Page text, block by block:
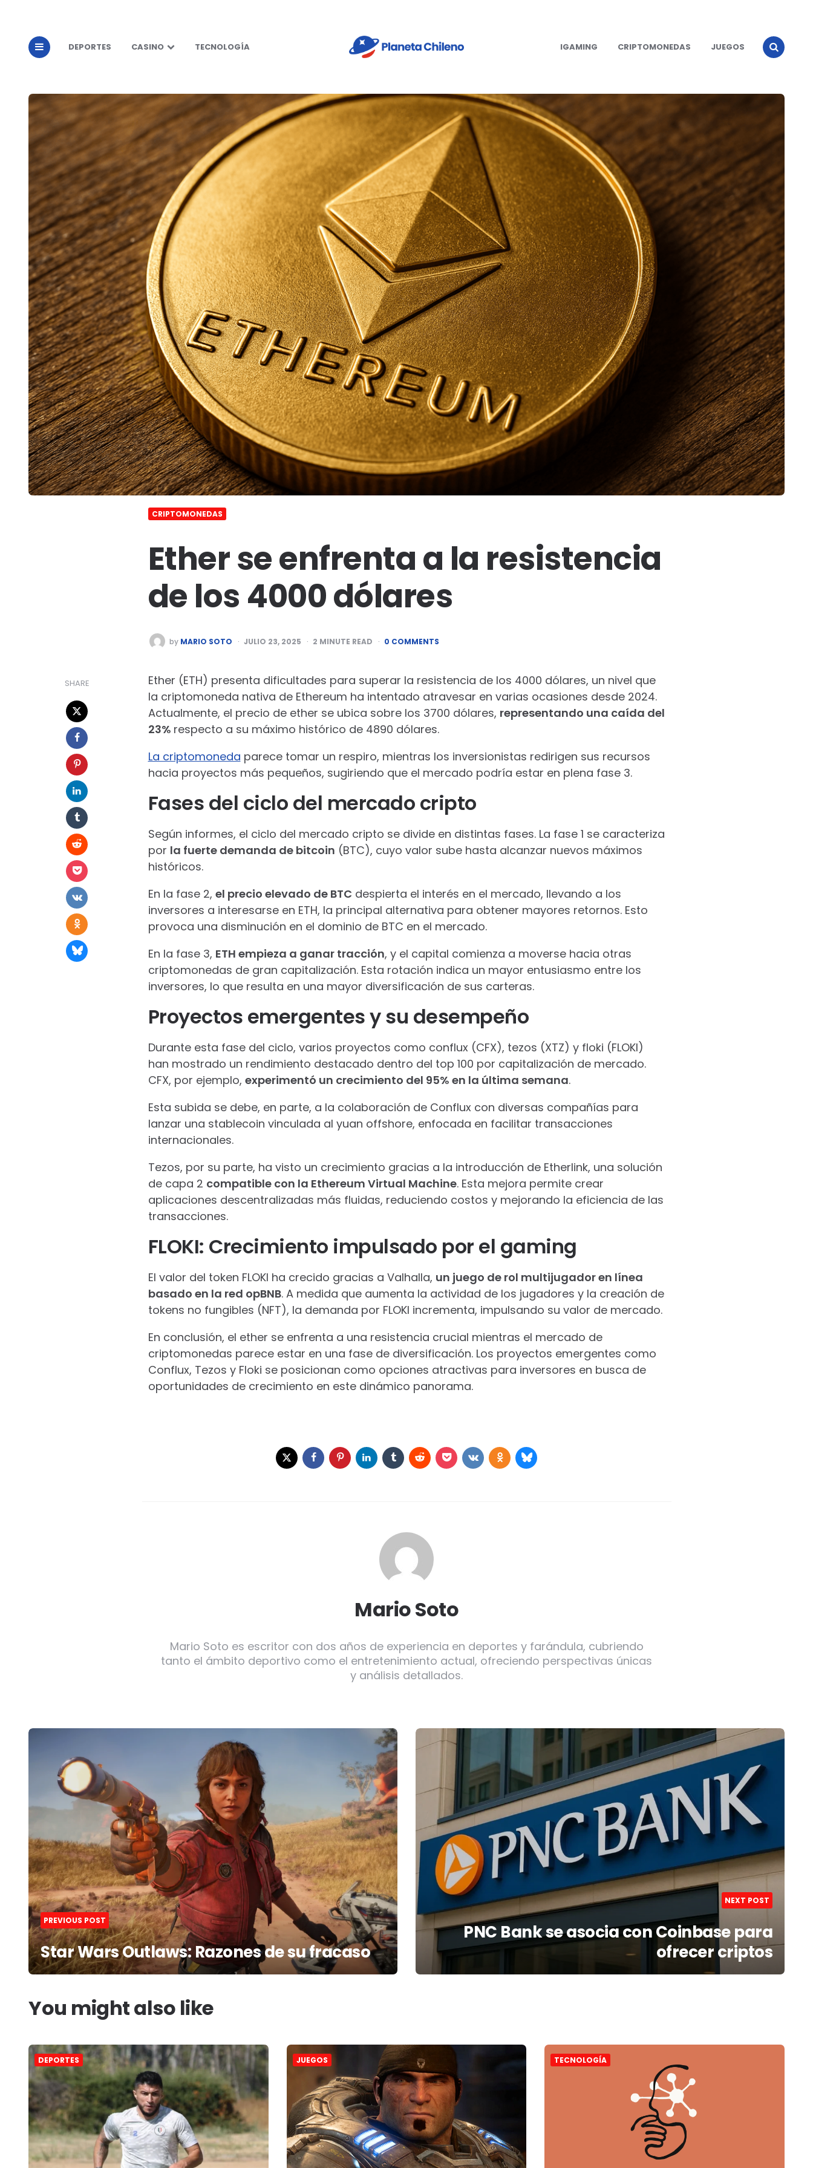
DEPORTES CASINO TECNOLOGÍA IGAMING CRIPTOMONEDAS JUEGOS
CRIPTOMONEDAS
Ether se enfrenta a la resistencia
de los 4000 dólares
POSTED
BY
by MARIO SOTO JULIO 23, 2025 2 MINUTE READ 0 COMMENTS
SHARE
Ether (ETH) presenta dificultades para superar la resistencia de los 4000 dólares, un nivel que
la criptomoneda nativa de Ethereum ha intentado atravesar en varias ocasiones desde 2024.
Actualmente, el precio de ether se ubica sobre los 3700 dólares, representando una caída del
23% respecto a su máximo histórico de 4890 dólares.
La criptomoneda parece tomar un respiro, mientras los inversionistas redirigen sus recursos
hacia proyectos más pequeños, sugiriendo que el mercado podría estar en plena fase 3.
Fases del ciclo del mercado cripto
Según informes, el ciclo del mercado cripto se divide en distintas fases. La fase 1 se caracteriza
por la fuerte demanda de bitcoin (BTC), cuyo valor sube hasta alcanzar nuevos máximos
históricos.
En la fase 2, el precio elevado de BTC despierta el interés en el mercado, llevando a los
inversores a interesarse en ETH, la principal alternativa para obtener mayores retornos. Esto
provoca una disminución en el dominio de BTC en el mercado.
En la fase 3, ETH empieza a ganar tracción, y el capital comienza a moverse hacia otras
criptomonedas de gran capitalización. Esta rotación indica un mayor entusiasmo entre los
inversores, lo que resulta en una mayor diversificación de sus carteras.
Proyectos emergentes y su desempeño
Durante esta fase del ciclo, varios proyectos como conflux (CFX), tezos (XTZ) y floki (FLOKI)
han mostrado un rendimiento destacado dentro del top 100 por capitalización de mercado.
CFX, por ejemplo, experimentó un crecimiento del 95% en la última semana.
Esta subida se debe, en parte, a la colaboración de Conflux con diversas compañías para
lanzar una stablecoin vinculada al yuan offshore, enfocada en facilitar transacciones
internacionales.
Tezos, por su parte, ha visto un crecimiento gracias a la introducción de Etherlink, una solución
de capa 2 compatible con la Ethereum Virtual Machine. Esta mejora permite crear
aplicaciones descentralizadas más fluidas, reduciendo costos y mejorando la eficiencia de las
transacciones.
FLOKI: Crecimiento impulsado por el gaming
El valor del token FLOKI ha crecido gracias a Valhalla, un juego de rol multijugador en línea
basado en la red opBNB. A medida que aumenta la actividad de los jugadores y la creación de
tokens no fungibles (NFT), la demanda por FLOKI incrementa, impulsando su valor de mercado.
En conclusión, el ether se enfrenta a una resistencia crucial mientras el mercado de
criptomonedas parece estar en una fase de diversificación. Los proyectos emergentes como
Conflux, Tezos y Floki se posicionan como opciones atractivas para inversores en busca de
oportunidades de crecimiento en este dinámico panorama.
Mario Soto
Mario Soto es escritor con dos años de experiencia en deportes y farándula, cubriendo
tanto el ámbito deportivo como el entretenimiento actual, ofreciendo perspectivas únicas
y análisis detallados.
Post
navigation
PREVIOUS POST
Star Wars Outlaws: Razones de su fracaso
NEXT POST
PNC Bank se asocia con Coinbase para
ofrecer criptos
You might also like
DEPORTES JUEGOS TECNOLOGÍA